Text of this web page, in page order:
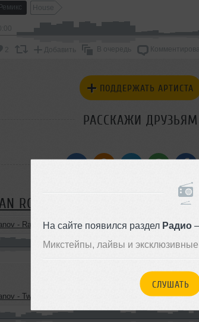
На сайте появился раздел Радио—
Микстейпы, лайвы и
СЛУШАТЬ
Ремикс House
2 Добавить В очередь
ПОДДЕРЖАТЬ АРТИСТА
РАССКАЖИ ДРУЗЬЯМ
ROMANOV
- RadioZond2010 - 1 (recorded for the radio)
- Two Worlds Part 2